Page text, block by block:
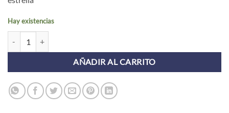
Hay existencias
AÑADIR AL CARRITO